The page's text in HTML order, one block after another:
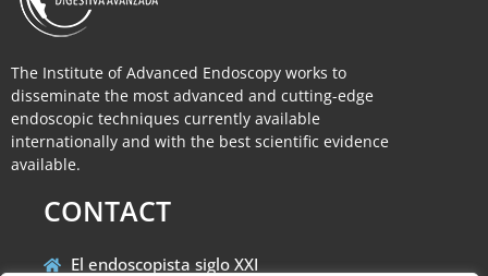
The Institute of Advanced Endoscopy works to
disseminate the most advanced and cutting-edge
endoscopic techniques currently available
internationally and with the best scientific evidence
available.
CONTACT
El endoscopista siglo XXI